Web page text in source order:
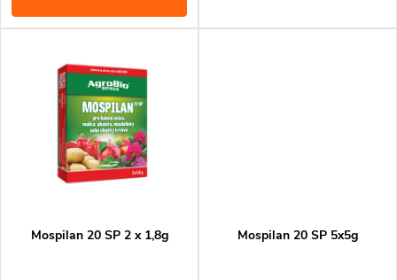
t
k
Mospilan 20 SP 2 x 1,8g Mospilan 20 SP 5x5g